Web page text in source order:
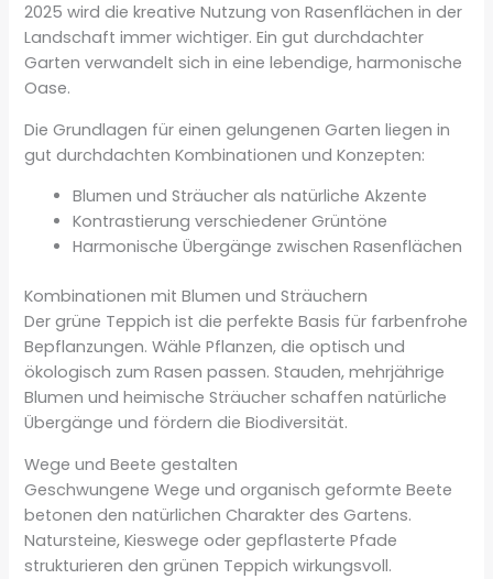
2025 wird die kreative Nutzung von Rasenflächen in der
Landschaft immer wichtiger. Ein gut durchdachter
Garten verwandelt sich in eine lebendige, harmonische
Oase.
Die Grundlagen für einen gelungenen Garten liegen in
gut durchdachten Kombinationen und Konzepten:
Blumen und Sträucher als natürliche Akzente
Kontrastierung verschiedener Grüntöne
Harmonische Übergänge zwischen Rasenflächen
Kombinationen mit Blumen und Sträuchern
Der grüne Teppich ist die perfekte Basis für farbenfrohe
Bepflanzungen. Wähle Pflanzen, die optisch und
ökologisch zum Rasen passen. Stauden, mehrjährige
Blumen und heimische Sträucher schaffen natürliche
Übergänge und fördern die Biodiversität.
Wege und Beete gestalten
Geschwungene Wege und organisch geformte Beete
betonen den natürlichen Charakter des Gartens.
Natursteine, Kieswege oder gepflasterte Pfade
strukturieren den grünen Teppich wirkungsvoll.